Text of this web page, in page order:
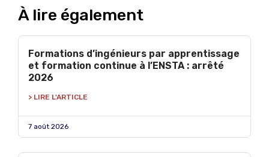
À lire également
Formations d’ingénieurs par apprentissage
et formation continue à l’ENSTA : arrêté
2026
> LIRE L'ARTICLE
7 août 2026